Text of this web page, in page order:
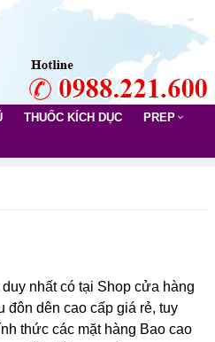
THUỐC KÍCH DỤC PREP
nhất có tại Shop cửa hàng
dên cao cấp giá rẻ, tuy
thức các mặt hàng Bao cao